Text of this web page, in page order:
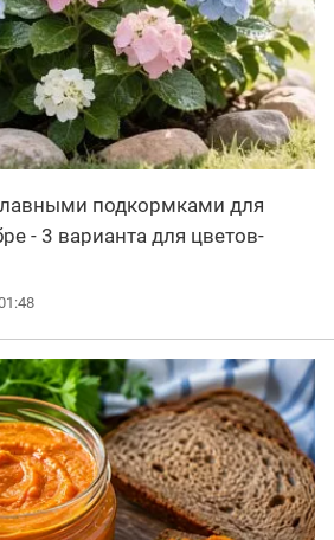
подкормками для
- 3 варианта для цветов-